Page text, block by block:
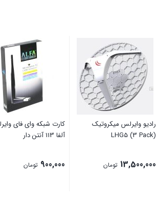
رادیو وایرلس میکروتیک
(LHG5 (3 Pack
13,500,000 تومان
کارت شبکه وای فای
آلفا 113 آنتن دار
900,000 تومان